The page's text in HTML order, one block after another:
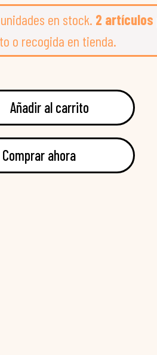
en stock. 2 artículos
o recogida en tienda.
Añadir al carrito
Comprar ahora